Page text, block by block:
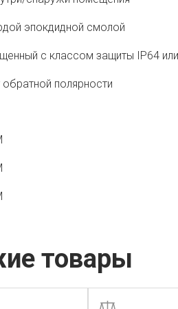
эпокдидной смолой
с классом защиты IP64
полярности
товары